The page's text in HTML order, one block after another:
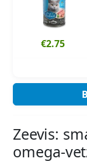
€2.75
Zeevis:
omega-